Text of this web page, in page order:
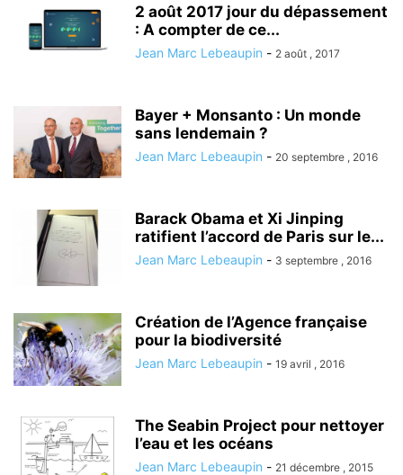
2 août 2017 jour du dépassement
: A compter de ce...
Jean Marc Lebeaupin - 2 août , 2017
Bayer + Monsanto : Un monde
sans lendemain ?
Jean Marc Lebeaupin - 20 septembre , 2016
Barack Obama et Xi Jinping
ratifient l’accord de Paris sur le...
Jean Marc Lebeaupin - 3 septembre , 2016
Création de l’Agence française
pour la biodiversité
Jean Marc Lebeaupin - 19 avril , 2016
The Seabin Project pour nettoyer
l’eau et les océans
Jean Marc Lebeaupin - 21 décembre , 2015